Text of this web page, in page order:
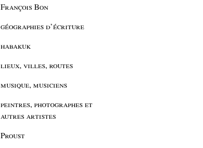
François Bon
géographies d’écriture
habakuk
lieux, villes, routes
musique, musiciens
peintres, photographes et
autres artistes
Proust